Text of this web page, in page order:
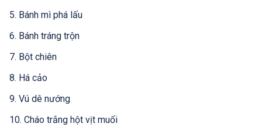
5. Bánh mì phá lấu
6. Bánh tráng trộn
7. Bột chiên
8. Há cảo
9. Vú dê nướng
10. Cháo trắng hột vịt muối